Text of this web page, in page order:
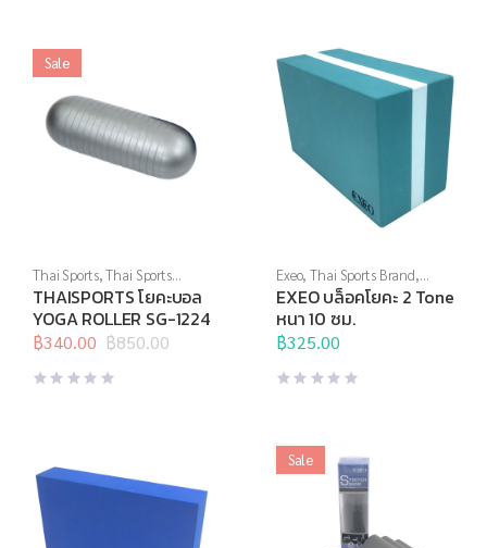
Sale
Thai Sports,Thai Sports
Brand,บริหารแกนกลางลำตัว,
สินค้าล็อตสุดท้าย, อุปกรณ์
บริหารกาย,โยคะ และพิลาทิสต์
THAISPORTS โยคะบอล
YOGA ROLLER SG-1224
฿850.00
Original
price
was:
฿340.00
Current
price
is:
Exeo,Thai Sports Brand,
อุปกรณ์บริหารกาย,โยคะ และพิ
ลาทิสต์
EXEO บล็อคโยคะ 2 Tone
หนา 10 ซม.
฿325.00
Sale